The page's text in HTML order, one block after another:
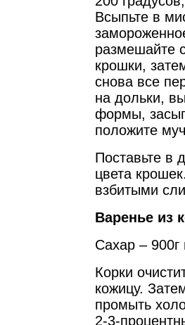
Всыпьте в
размешайте
крошки,
снова все
на дольки,
формы,
положите
Поставьте в
цвета
взбитыми
Варенье из
Сахар –
Корки
кожицу.
промыть
2-3-